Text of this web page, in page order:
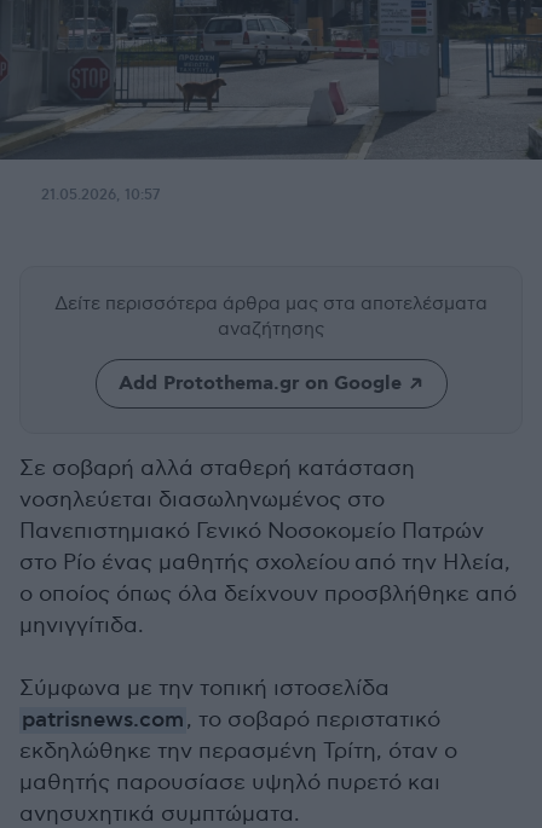
21.05.2026, 10:57
Δείτε περισσότερα άρθρα μας στα αποτελέσματα
αναζήτησης
Add Protothema.gr on Google
Σε σοβαρή αλλά σταθερή κατάσταση
νοσηλεύεται διασωληνωμένος στο
Πανεπιστημιακό Γενικό Νοσοκομείο Πατρών
στο Ρίο ένας μαθητής σχολείου από την Ηλεία,
ο οποίος όπως όλα δείχνουν προσβλήθηκε από
μηνιγγίτιδα.
Σύμφωνα με την τοπική ιστοσελίδα
patrisnews.com, το σοβαρό περιστατικό
εκδηλώθηκε την περασμένη Τρίτη, όταν ο
μαθητής παρουσίασε υψηλό πυρετό και
ανησυχητικά συμπτώματα.